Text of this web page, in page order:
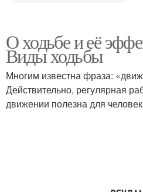
О ходьбе и её
Виды ходьбы
Многим известна фраза:
Действительно, регулярная
движении полезна для